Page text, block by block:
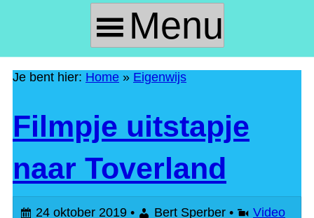
r
m
a
Menu
Je bent hier: Home » Eigenwijs
E
i
g
Filmpje uitstapje
naar Toverland
24 oktober 2019 • Bert Sperber • Video